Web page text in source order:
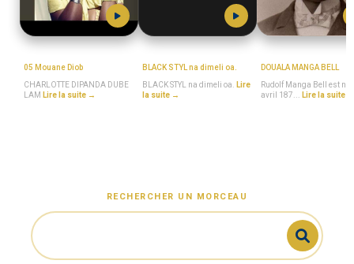
05 Mouane Diob
CHARLOTTE DIPANDA DUBE
LAM Lire la suite →
BLACK STYL na dimeli oa.
BLACK STYL na dimeli oa.
Lire
la suite →
DOUALA MANGA BELL
Rudolf Manga Bell est né
avril 187...
Lire la suite →
RECHERCHER UN MORCEAU